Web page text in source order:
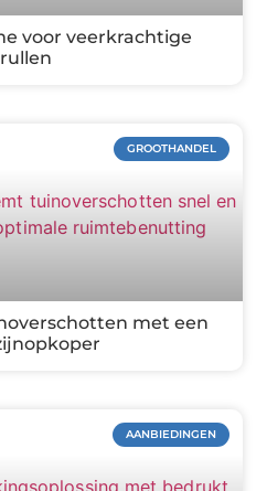
voor veerkrachtige
GROOTHANDEL
met een
AANBIEDINGEN